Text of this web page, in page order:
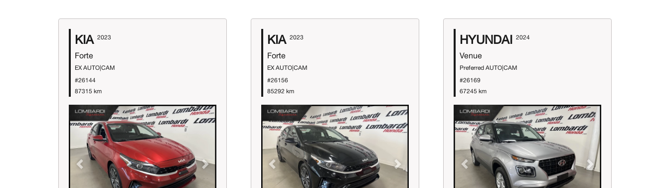
KIA 2023
Forte
EX AUTO|CAM
#26144
87315 km
Previous Next
KIA 2023
Forte
EX AUTO|CAM
#26156
85292 km
Previous Next
HYUNDAI 2024
Venue
Preferred AUTO|CAM
#26169
67245 km
Previous Next